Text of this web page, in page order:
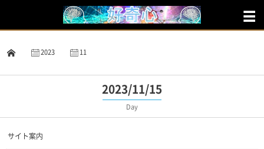
2023 11
2023/11/15
Day
サイト案内